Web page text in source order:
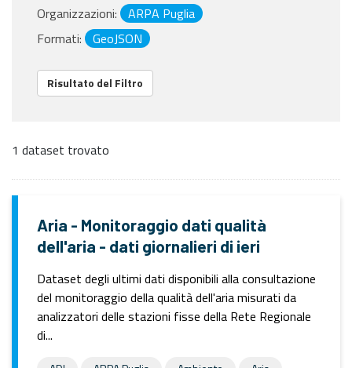
Organizzazioni:
ARPA Puglia
Formati:
GeoJSON
Risultato del Filtro
1 dataset trovato
Aria - Monitoraggio dati qualità
dell'aria - dati giornalieri di ieri
Dataset degli ultimi dati disponibili alla consultazione
del monitoraggio della qualità dell'aria misurati da
analizzatori delle stazioni fisse della Rete Regionale
di...